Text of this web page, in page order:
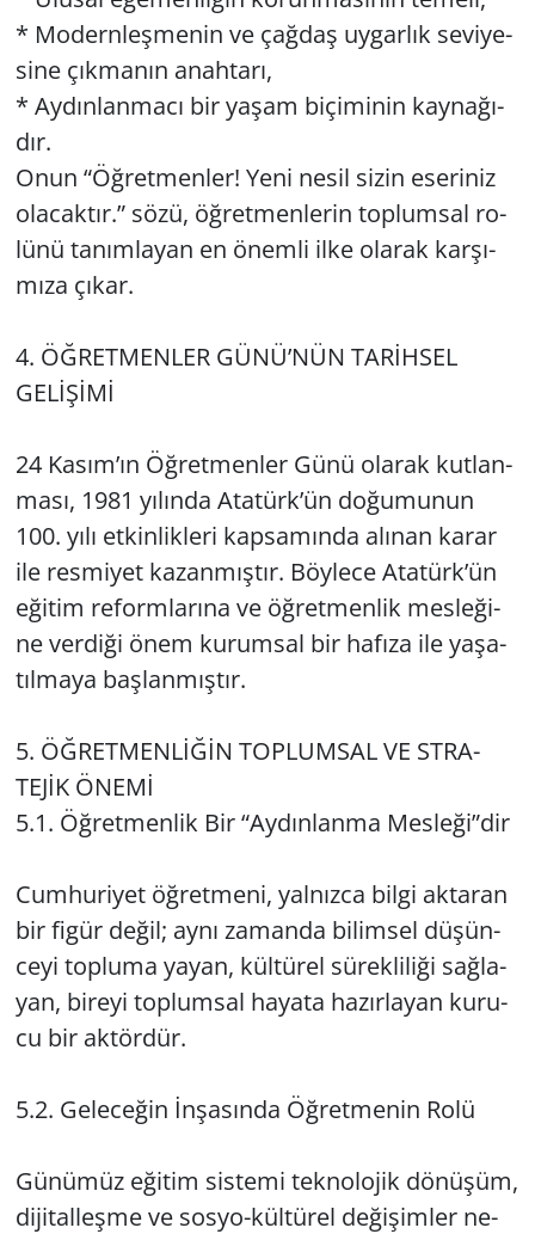
* Mo­dern­leş­me­nin ve çağ­daş uy­gar­lık se­vi­ye­
si­ne çık­ma­nın anah­ta­rı,
* Ay­dın­lan­ma­cı bir yaşam bi­çi­mi­nin kay­na­ğı­
dır.
Onun “Öğ­ret­men­ler! Yeni nesil sizin ese­ri­niz
ola­cak­tır.” sözü, öğ­ret­men­le­rin top­lum­sal ro­
lü­nü ta­nım­la­yan en önem­li ilke ola­rak kar­şı­
mı­za çıkar.
4. ÖĞ­RET­MEN­LER GÜNÜ’NÜN TARİHSEL
GELİŞİMİ
24 Kasım’ın Öğ­ret­men­ler Günü ola­rak kut­lan­
ma­sı, 1981 yı­lın­da Ata­türk’ün do­ğu­mu­nun
100. yılı et­kin­lik­le­ri kap­sa­mın­da alı­nan karar
ile res­mi­yet ka­zan­mış­tır. Böy­le­ce Ata­türk’ün
eği­tim re­form­la­rı­na ve öğ­ret­men­lik mes­le­ği­
ne ver­di­ği önem ku­rum­sal bir ha­fı­za ile ya­şa­
tıl­ma­ya baş­lan­mış­tır.
5. ÖĞ­RET­MENLİĞİN TOP­LUM­SAL VE ST­RA­
TEJİK ÖNEMİ
5.1. Öğ­ret­men­lik Bir “Ay­dın­lan­ma Mes­le­ği”dir
Cum­hu­ri­yet öğ­ret­me­ni, yal­nız­ca bilgi ak­ta­ran
bir figür değil; aynı za­man­da bi­lim­sel dü­şün­
ce­yi top­lu­ma yayan, kül­tü­rel sü­rek­li­li­ği sağ­la­
yan, bi­re­yi top­lum­sal ha­ya­ta ha­zır­la­yan ku­ru­
cu bir ak­tör­dür.
5.2. Ge­le­ce­ğin İnşa­sın­da Öğ­ret­me­nin Rolü
Gü­nü­müz eği­tim sis­te­mi tek­no­lo­jik dö­nü­şüm,
di­ji­tal­leş­me ve sos­yo-kül­tü­rel de­ği­şim­ler ne­